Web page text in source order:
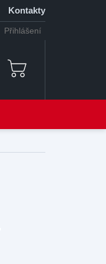
Kontakty
Přihlášení
NÁKUPNÍ